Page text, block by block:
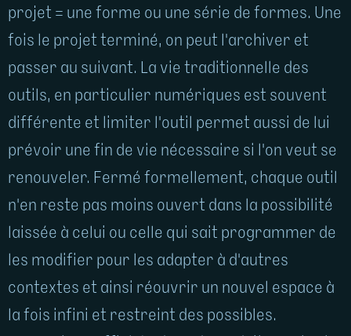
projet = une forme ou une série de formes. Une
fois le projet terminé, on peut l'archiver et
passer au suivant. La vie traditionnelle des
outils, en particulier numériques est souvent
différente et limiter l'outil permet aussi de lui
prévoir une fin de vie nécessaire si l'on veut se
renouveler. Fermé formellement, chaque outil
n'en reste pas moins ouvert dans la possibilité
laissée à celui ou celle qui sait programmer de
les modifier pour les adapter à d'autres
contextes et ainsi réouvrir un nouvel espace à
la fois infini et restreint des possibles.